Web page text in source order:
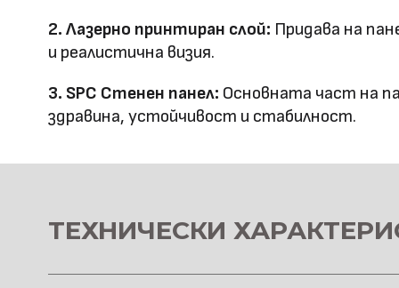
технология
Лазерно принтиране
Оценка за
ефективност
Клас на горимост
Предимства водоустойчив &
Метод на
Фрезовано снаждане /
2. Лазерно принтиран слой: Придава на
и реалистична визия.
3. SPC Стенен панел: Основната част на
здравина, устойчивост и стабилност.
ТЕХНИЧЕСКИ